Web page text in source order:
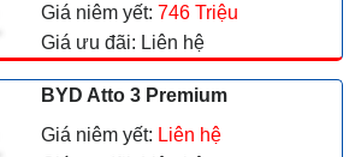
Giá niêm yết: 746 Triệu
Giá ưu đãi: Liên hệ
BYD Atto 3 Premium
Giá niêm yết: Liên hệ